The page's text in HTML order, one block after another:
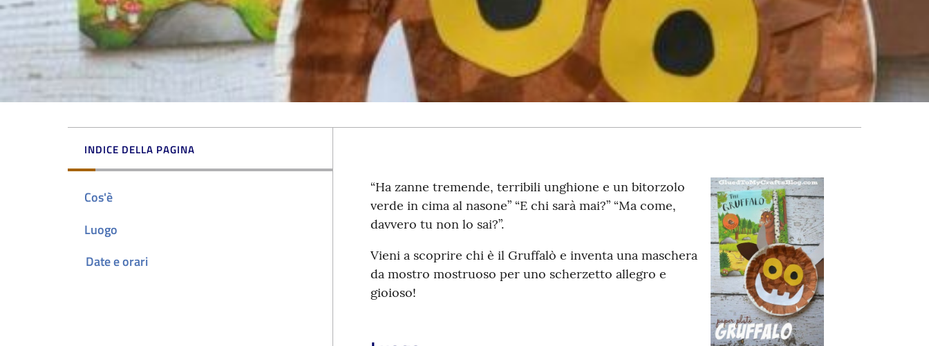
INDICE DELLA PAGINA
Cos'è
Luogo
Date e orari
“Ha zanne tremende, terribili unghione e un bitorzolo
verde in cima al nasone” “E chi sarà mai?” “Ma come,
davvero tu non lo sai?”.
Vieni a scoprire chi è il Gruffalò e inventa una maschera
da mostro mostruoso per uno scherzetto allegro e
gioioso!